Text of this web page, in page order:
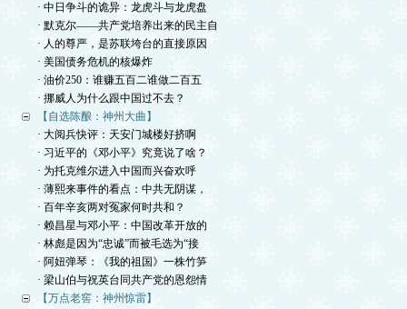
· 中日争斗的诡异：龙虎斗与龙虎盘
· 默克尔——共产党培养出来的民主自
· 人的尊严，是苏联垮台的直接原因
· 美国债务危机的核爆炸
· 油价250：谁赚五百二谁做二百五
· 挪威人为什么跟中国过不去？
【自选陈酿：神州大曲】
· 大阅兵快评：天安门城楼好挤啊
· 习近平的《邓小平》究竟说了啥？
· 为托克维尔进入中国而兴奋欢呼
· 薄熙来事件的看点：中共无阴谋，
· 百年辛亥两对冤家何时共和？
· 赖昌星与邓小平：中国改革开放的
· 林彪是因为“忠诚”而被毛选为“接
· 阿妞弹琴：《我的祖国》一株竹笋
· 梁山伯与祝英台同共产党的恩怨情
【万点老窖：神州惊雷】